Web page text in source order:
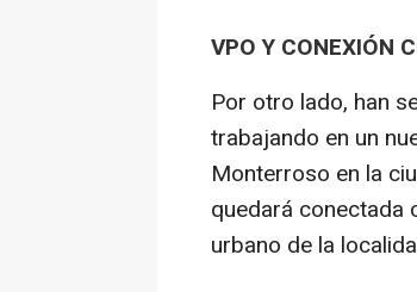
VPO Y CONEXIÓN
Por otro lado, han
trabajando en un
Monterroso en la
quedará conectada
urbano de la